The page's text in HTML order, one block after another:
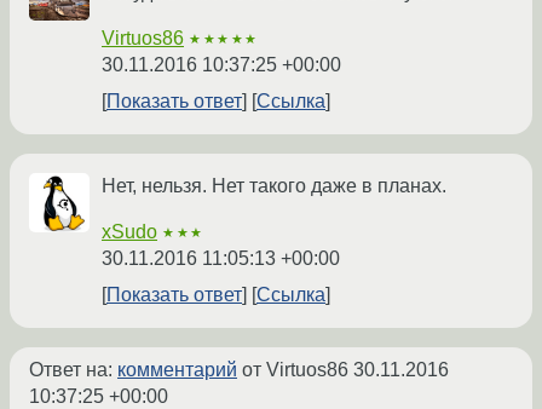
Virtuos86 ★★★★★
30.11.2016 10:37:25 +00:00
Показать ответ
Ссылка
Нет, нельзя. Нет такого даже в планах.
xSudo ★★★
30.11.2016 11:05:13 +00:00
Показать ответ
Ссылка
Ответ на: комментарий от Virtuos86 30.11.2016
10:37:25 +00:00